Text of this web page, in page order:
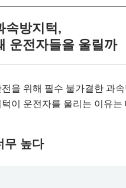
속방지턱,
운전자들을 울릴까
을 위해 필수 불가결한 과
이 운전자를 울리는 이유는
무 높다